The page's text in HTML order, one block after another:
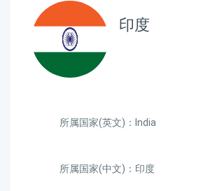
印度
所属国家(英文)：India
所属国家(中文)：印度